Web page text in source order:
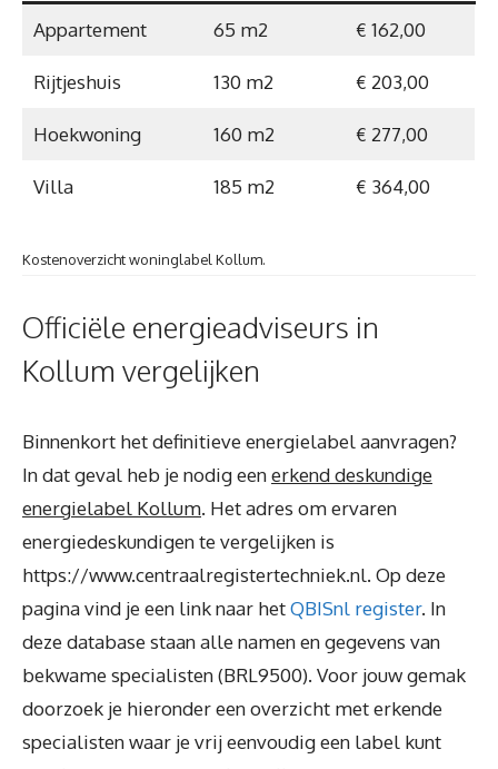
Appartement 65 m2 € 162,00
Rijtjeshuis 130 m2 € 203,00
Hoekwoning 160 m2 € 277,00
Villa 185 m2 € 364,00
Kostenoverzicht woninglabel Kollum.
Officiële energieadviseurs in
Kollum vergelijken
Binnenkort het definitieve energielabel aanvragen?
In dat geval heb je nodig eenerkend deskundige
energielabel Kollum. Het adres om ervaren
energiedeskundigen te vergelijken is
https://www.centraalregistertechniek.nl. Op deze
pagina vind je een link naar hetQBISnl register. In
deze database staan alle namen en gegevens van
bekwame specialisten (BRL9500). Voor jouw gemak
doorzoek je hieronder een overzicht met erkende
specialisten waar je vrij eenvoudig een label kunt